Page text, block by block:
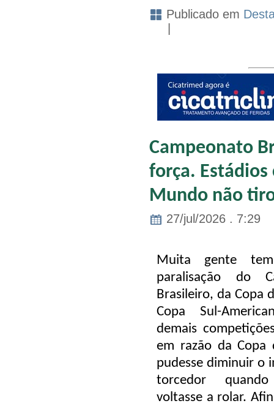
Publicado em
Campeonato
força. Estádios
Mundo não
27/jul/2026 . 7:29
Muita gente
paralisação do
Brasileiro, da Copa
Copa Sul-
demais
em razão da Copa
pudesse diminuir o
torcedor
voltasse a rolar.